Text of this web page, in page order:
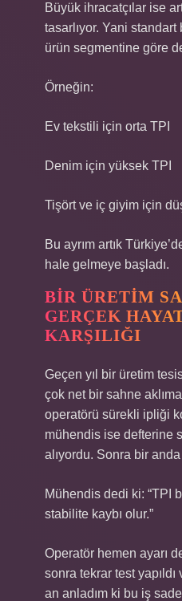
Büyük ihracatçılar ise
tasarlıyor. Yani
ürün segmentine göre
Örneğin:
Ev tekstili için orta TPI
Denim için yüksek TPI
Tişört ve iç giyim için
Bu ayrım artık
hale gelmeye başladı.
BIR ÜRETIM
GERÇEK
KARŞILIĞI
Geçen yıl bir üretim
çok net bir sahne
operatörü sürekli ipliği
mühendis ise defterine
alıyordu. Sonra bir
Mühendis dedi ki: “TPI
stabilite kaybı olur.”
Operatör hemen ayarı
sonra tekrar test
an anladım ki bu iş